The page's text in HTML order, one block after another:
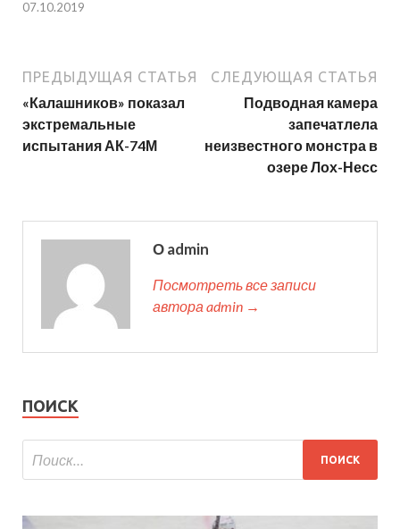
07.10.2019
ПРЕДЫДУЩАЯ СТАТЬЯ
«Калашников» показал
экстремальные
испытания АК-74М
СЛЕДУЮЩАЯ СТАТЬЯ
Подводная камера
запечатлела
неизвестного монстра в
озере Лох-Несс
О admin
Посмотреть все записи
автора admin →
ПОИСК